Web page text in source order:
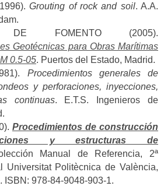
Grouting of rock and soil. A.A.
DE FOMENTO (2005).
Geotécnicas para Obras Marítimas
0.5-05. Puertos del Estado, Madrid.
Procedimientos generales de
y perforaciones, inyecciones,
continuas. E.T.S. Ingenieros de
Procedimientos de construcción
y estructuras de
Manual de Referencia, 2ª
Universitat Politècnica de València,
ISBN: 978-84-9048-903-1.